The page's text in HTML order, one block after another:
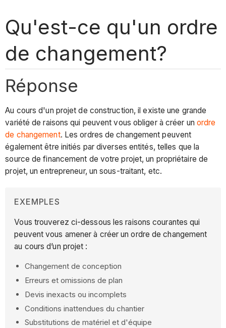
Qu'est-ce qu'un ordre
de changement?
Réponse
Au cours d'un projet de construction, il existe une grande
variété de raisons qui peuvent vous obliger à créer un ordre
de changement. Les ordres de changement peuvent
également être initiés par diverses entités, telles que la
source de financement de votre projet, un propriétaire de
projet, un entrepreneur, un sous-traitant, etc.
EXEMPLES
Vous trouverez ci-dessous les raisons courantes qui
peuvent vous amener à créer un ordre de changement
au cours d’un projet :
Changement de conception
Erreurs et omissions de plan
Devis inexacts ou incomplets
Conditions inattendues du chantier
Substitutions de matériel et d'équipe